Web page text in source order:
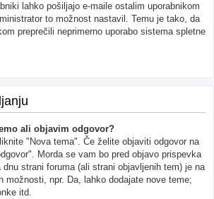
lahko pošiljajo e-maile ostalim uporabnikom
to možnost nastavil. Temu je tako, da
preprečili neprimerno uporabo sistema spletne
ali objavim odgovor?
"Nova tema". Če želite objaviti odgovor na
Morda se vam bo pred objavo prispevka
dnu strani foruma (ali strani objavljenih tem) je na
možnosti, npr. Da, lahko dodajate nove teme;
itd.